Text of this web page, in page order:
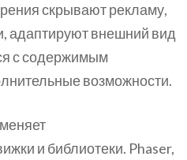
скрывают рекламу,
адаптируют внешний вид
с содержимым
возможности.
и библиотеки. Phaser,